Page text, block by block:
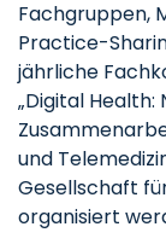
Fachgruppen,
Practice-
jährliche
„Digital Health:
und
Gesellschaft
organisiert